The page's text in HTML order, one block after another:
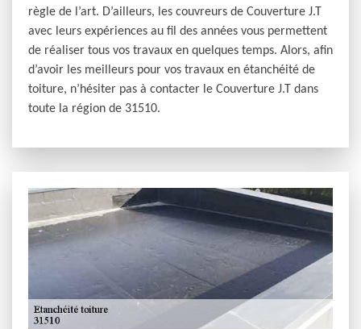
règle de l’art. D’ailleurs, les couvreurs de Couverture J.T
avec leurs expériences au fil des années vous permettent
de réaliser tous vos travaux en quelques temps. Alors, afin
d’avoir les meilleurs pour vos travaux en étanchéité de
toiture, n’hésiter pas à contacter le Couverture J.T dans
toute la région de 31510.